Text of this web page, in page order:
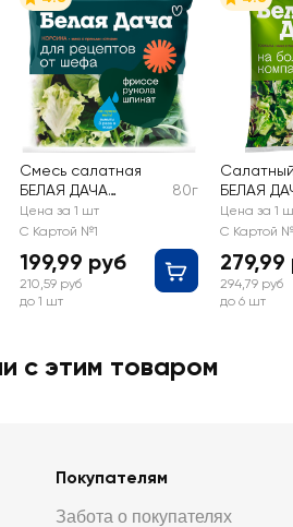
Смесь салатная
БЕЛАЯ ДАЧА
Корсика
80г
Цена за 1 шт
С Картой №1
199,99 руб
210,59 руб
до 1 шт
БЕЛАЯ
большую
компанию
Цена за 1
С Картой
279,99
294,79 руб
до 6 шт
с этим товаром
Покупателям
Забота о покупателях